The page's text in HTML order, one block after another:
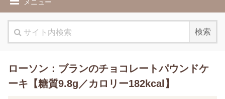
メニュー
ローソン：ブランのチョコレートパウンドケ
ーキ【糖質9.8g／カロリー182kcal】